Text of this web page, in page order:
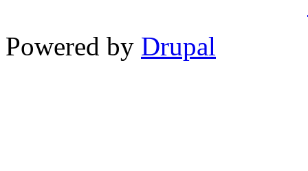
Powered by Drupal